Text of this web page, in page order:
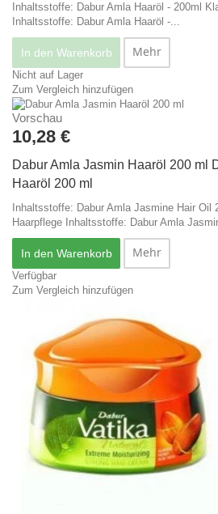
Inhaltsstoffe: Dabur Amla Haaröl - 200ml
Inhaltsstoffe: Dabur Amla Haaröl -...
In den Warenkorb Mehr
Nicht auf Lager
Zum Vergleich hinzufügen
Vorschau
10,28 €
Dabur Amla Jasmin Haaröl 200 ml
Haaröl 200 ml
Inhaltsstoffe: Dabur Amla Jasmine Hair Oil
Haarpflege Inhaltsstoffe: Dabur Amla
In den Warenkorb Mehr
Verfügbar
Zum Vergleich hinzufügen